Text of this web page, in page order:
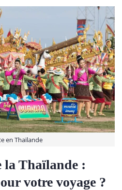
en Thaïlande
la Thaïlande :
votre voyage ?